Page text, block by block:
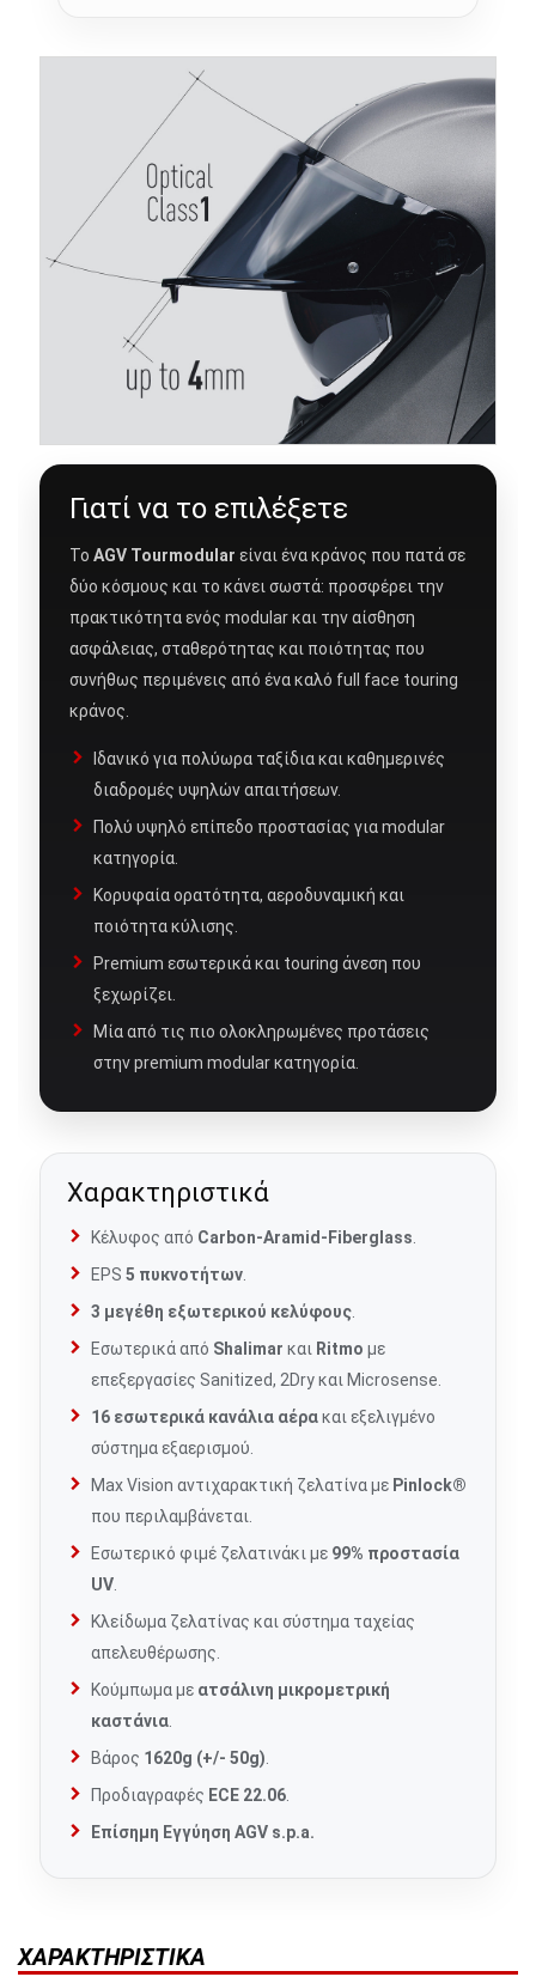
Γιατί να το επιλέξετε
Το AGV Tourmodular είναι ένα κράνος που πατά σε
δύο κόσμους και το κάνει σωστά: προσφέρει την
πρακτικότητα ενός modular και την αίσθηση
ασφάλειας, σταθερότητας και ποιότητας που
συνήθως περιμένεις από ένα καλό full face touring
κράνος.
Ιδανικό για πολύωρα ταξίδια και καθημερινές
διαδρομές υψηλών απαιτήσεων.
Πολύ υψηλό επίπεδο προστασίας για modular
κατηγορία.
Κορυφαία ορατότητα, αεροδυναμική και
ποιότητα κύλισης.
Premium εσωτερικά και touring άνεση που
ξεχωρίζει.
Μία από τις πιο ολοκληρωμένες προτάσεις
στην premium modular κατηγορία.
Χαρακτηριστικά
Κέλυφος από Carbon-Aramid-Fiberglass
EPS 5 πυκνοτήτων
3 μεγέθη εξωτερικού κελύφους
Εσωτερικά από Shalimar και Ritmo με
επεξεργασίες Sanitized, 2Dry και Microsense.
16 εσωτερικά κανάλια αέρακαι εξελιγμένο
σύστημα εξαερισμού.
Max Vision αντιχαρακτική ζελατίνα με Pinlock®
που περιλαμβάνεται.
Εσωτερικό φιμέ ζελατινάκι με 99% προστασία
UV
Κλείδωμα ζελατίνας και σύστημα ταχείας
απελευθέρωσης.
Κούμπωμα με ατσάλινη μικρομετρική
καστάνια
Βάρος 1620g (+/- 50g)
Προδιαγραφές ECE 22.06
Επίσημη Εγγύηση AGV s.p.a.
ΧΑΡΑΚΤΗΡΙΣΤΙΚΆ